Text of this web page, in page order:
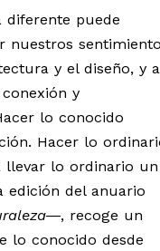
diferente puede
nuestros
y el diseño, y a
y
lo conocido
Hacer lo
llevar lo ordinario un
edición del anuario
―, recoge un
lo conocido desde